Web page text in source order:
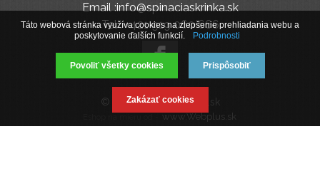
Email :info@spinaciaskrinka.sk
Tel : +421 919 060 666
© 2019 SpinaciaSkrinka.sk
www.Webplus.sk
Táto webová stránka využíva cookies na zlepšenie prehliadania webu a
poskytovanie ďalších funkcií.
Podrobnosti
Povoliť všetky cookies Prispôsobiť
Zakázať cookies